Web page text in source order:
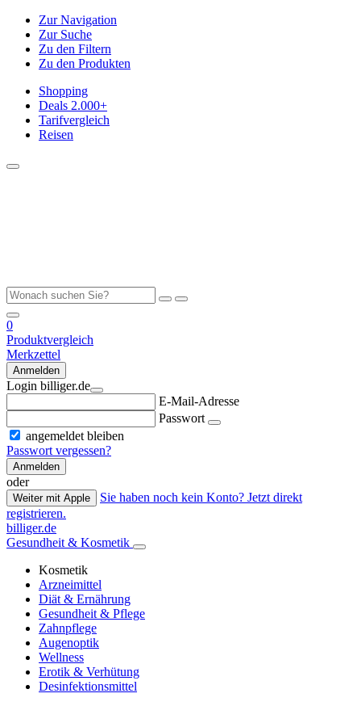
Zur Navigation
Zur Suche
Zu den Filtern
Zu den Produkten
Shopping
Deals 2.000+
Tarifvergleich
Reisen
0
Produktvergleich
Merkzettel
Anmelden
Login billiger.de
E-Mail-Adresse
Passwort
angemeldet bleiben
Passwort vergessen?
Anmelden
oder
Weiter mit Apple
Sie haben noch kein Konto? Jetzt direkt
registrieren.
billiger.de
Gesundheit & Kosmetik
Kosmetik
Arzneimittel
Diät & Ernährung
Gesundheit & Pflege
Zahnpflege
Augenoptik
Wellness
Erotik & Verhütung
Desinfektionsmittel